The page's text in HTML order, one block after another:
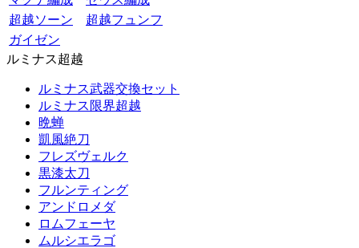
超越ソーン
超越フュンフ
ガイゼン
ルミナス超越
ルミナス武器交換セット
ルミナス限界超越
晩蝉
凱風絶刀
フレズヴェルク
黒漆太刀
フルンティング
アンドロメダ
ロムフェーヤ
ムルシエラゴ